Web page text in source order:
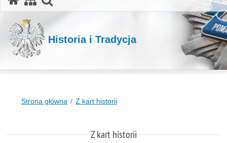
Historia i Tradycja
Strona główna Z kart historii
Z kart historii